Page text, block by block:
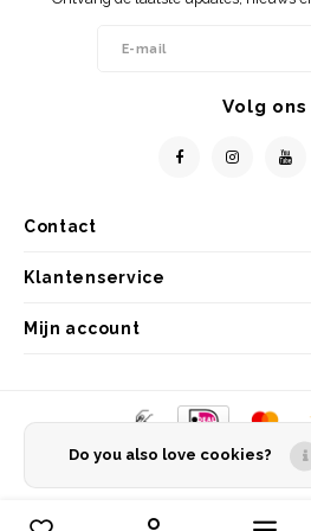
Contact
Volg ons
Klantenservice
Mijn account
© Copyright 2026 Entrepôt Holland -
Vergelijk producten
Do you also love cookies?